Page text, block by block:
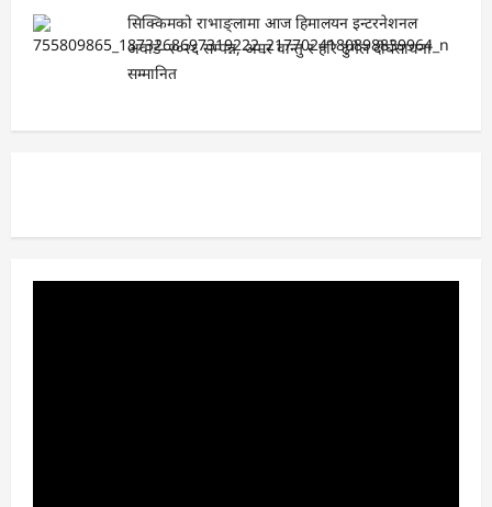
सिक्किमको राभाङ्लामा आज हिमालयन इन्टरनेशनल
अवार्ड–२०२६ सम्पन्न, अमर वान्तु र हरि ढुंगेल दीर्घसाधना
सम्मानित